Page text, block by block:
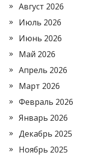
Август 2026
Июль 2026
Июнь 2026
Май 2026
Апрель 2026
Март 2026
Февраль 2026
Январь 2026
Декабрь 2025
Ноябрь 2025